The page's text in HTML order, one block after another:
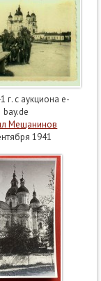
г. с аукциона e-
bay.de
Мещанинов
1941